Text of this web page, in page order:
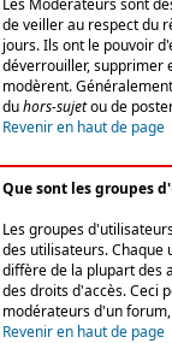
de veiller au respect du
jours. Ils ont le pouvoir
déverrouiller, supprimer
modèrent.
duhors-sujetou de
Revenir en haut de page
Que sont les groupes
Les groupes
des utilisateurs. Chaque
diffère de la plupart des
des droits d'accès. Ceci
modérateurs d'un
Revenir en haut de page